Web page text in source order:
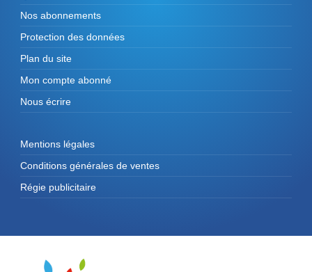
Nos abonnements
Protection des données
Plan du site
Mon compte abonné
Nous écrire
Mentions légales
Conditions générales de ventes
Régie publicitaire